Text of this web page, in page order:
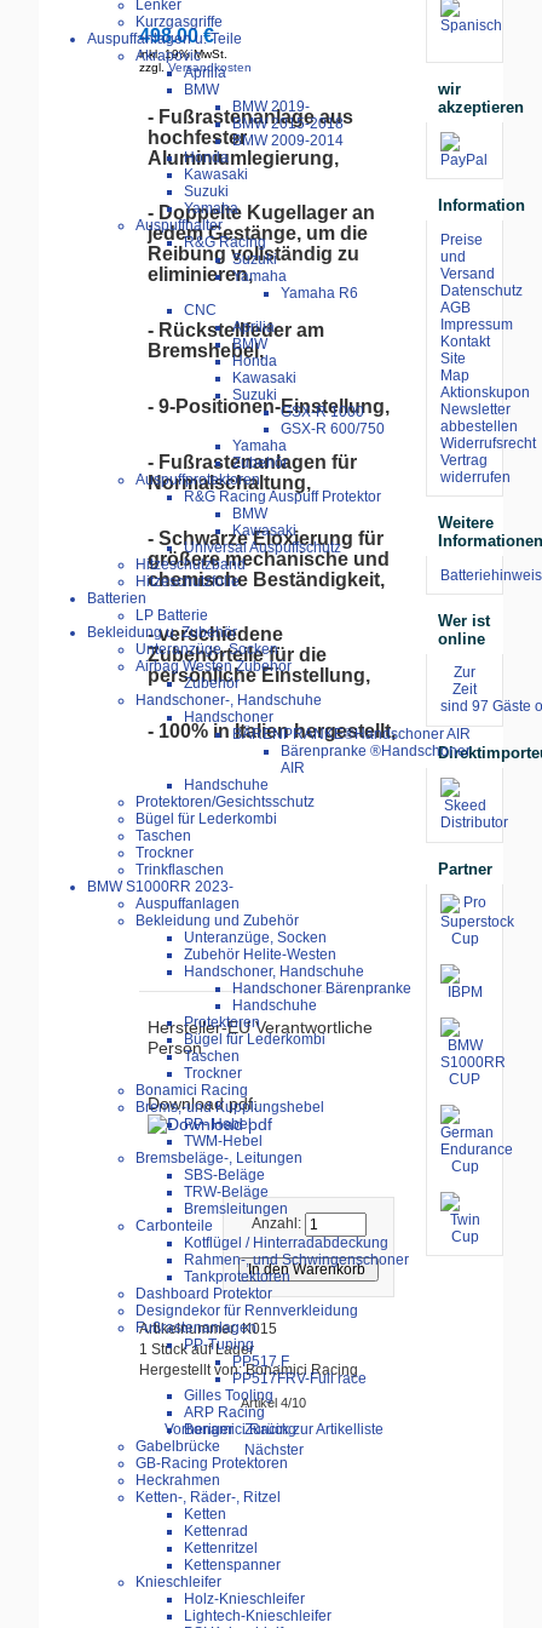
Lenker
Kurzgasgriffe
Auspuffanlagen u. Teile
Akrapovic
Aprilia
BMW
BMW 2019-
BMW 2015-2018
BMW 2009-2014
Honda
Kawasaki
Suzuki
Yamaha
Auspuffhalter
R&G Racing
Suzuki
Yamaha
Yamaha R6
CNC
Aprilia
BMW
Honda
Kawasaki
Suzuki
GSX-R 1000
GSX-R 600/750
Yamaha
Zubehör
Auspuffprotektoren
R&G Racing Auspuff Protektor
BMW
Kawasaki
Universal Auspuffschutz
Hitzeschutzband
Hitzeschutzfolie
Batterien
LP Batterie
Bekleidung u. Zubehör
Unteranzüge, Socken
Airbag Westen Zubehör
Zubehör
Handschoner-, Handschuhe
Handschoner
BÄRENPRANKE®Handschoner AIR
Bärenpranke ®Handschoner
AIR
Handschuhe
Protektoren/Gesichtsschutz
Bügel für Lederkombi
Taschen
Trockner
Trinkflaschen
BMW S1000RR 2023-
Auspuffanlagen
Bekleidung und Zubehör
Unteranzüge, Socken
Zubehör Helite-Westen
Handschoner, Handschuhe
Handschoner Bärenpranke
Handschuhe
Protektoren
Bügel für Lederkombi
Taschen
Trockner
Bonamici Racing
Brems,-und Kupplungshebel
PP- Hebel
TWM-Hebel
Bremsbeläge-, Leitungen
SBS-Beläge
TRW-Beläge
Bremsleitungen
Carbonteile
Kotflügel / Hinterradabdeckung
Rahmen-, und Schwingenschoner
Tankprotektoren
Dashboard Protektor
Designdekor für Rennverkleidung
Fußrastenanlagen
PP-Tuning
PP517.F
PP517FRV-Full race
Gilles Tooling
ARP Racing
Bonamici Racing
Gabelbrücke
GB-Racing Protektoren
Heckrahmen
Ketten-, Räder-, Ritzel
Ketten
Kettenrad
Kettenritzel
Kettenspanner
Knieschleifer
Holz-Knieschleifer
Lightech-Knieschleifer
498.00 €
inkl. 19% MwSt.
zzgl.Versandkosten
- Fußrastenanlage aus
hochfester
Aluminiumlegierung,
- Doppelte Kugellager an
jedem Gestänge, um die
Reibung vollständig zu
eliminieren,
- Rückstellfeder am
Bremshebel,
- 9-Positionen-Einstellung,
- Fußrastenanlagen für
Normalschaltung,
- Schwarze Eloxierung für
größere mechanische und
chemische Beständigkeit,
- verschiedene
Zubehörteile für die
persönliche Einstellung,
- 100% in Italien hergestellt,
Hersteller-EU Verantwortliche
Person
Download pdf:
Anzahl:
Artikelnummer: K015
1 Stück auf Lager
Hergestellt von: Bonamici Racing
Artikel 4/10
Vorheriger Zurück zur Artikelliste
Nächster
wir
akzeptieren
Information
Preise
und
Versand
Datenschutz
AGB
Impressum
Kontakt
Site
Map
Aktionskupon
Newsletter
abbestellen
Widerrufsrecht
Vertrag
widerrufen
Weitere
Batteriehinweis
Wer ist
online
Zur
Zeit
sind 97 Gäste
Partner